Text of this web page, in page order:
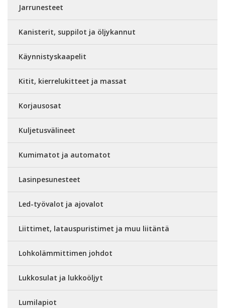
Jarrunesteet
Kanisterit, suppilot ja öljykannut
Käynnistyskaapelit
Kitit, kierrelukitteet ja massat
Korjausosat
Kuljetusvälineet
Kumimatot ja automatot
Lasinpesunesteet
Led-työvalot ja ajovalot
Liittimet, latauspuristimet ja muu liitäntä
Lohkolämmittimen johdot
Lukkosulat ja lukkoöljyt
Lumilapiot